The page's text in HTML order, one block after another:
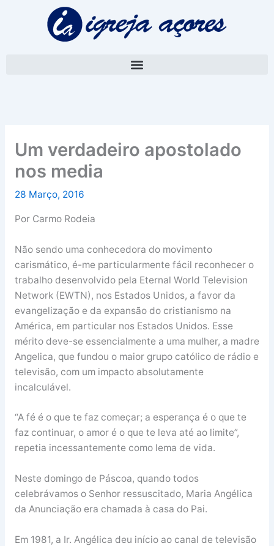
Um verdadeiro apostolado
nos media
28 Março, 2016
Por Carmo Rodeia
Não sendo uma conhecedora do movimento
carismático, é-me particularmente fácil reconhecer o
trabalho desenvolvido pela Eternal World Television
Network (EWTN), nos Estados Unidos, a favor da
evangelização e da expansão do cristianismo na
América, em particular nos Estados Unidos. Esse
mérito deve-se essencialmente a uma mulher, a madre
Angelica, que fundou o maior grupo católico de rádio e
televisão, com um impacto absolutamente
incalculável.
“A fé é o que te faz começar; a esperança é o que te
faz continuar, o amor é o que te leva até ao limite”,
repetia incessantemente como lema de vida.
Neste domingo de Páscoa, quando todos
celebrávamos o Senhor ressuscitado, Maria Angélica
da Anunciação era chamada à casa do Pai.
Em 1981, a Ir. Angélica deu início ao canal de televisão